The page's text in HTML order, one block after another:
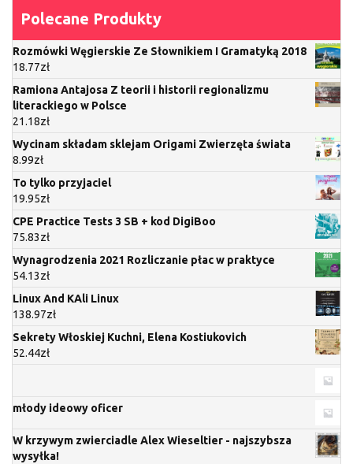
Polecane Produkty
Rozmówki Węgierskie Ze Słownikiem I Gramatyką 2018
18.77zł
Ramiona Antajosa Z teorii i historii regionalizmu
literackiego w Polsce
21.18zł
Wycinam składam sklejam Origami Zwierzęta świata
8.99zł
To tylko przyjaciel
19.95zł
CPE Practice Tests 3 SB + kod DigiBoo
75.83zł
Wynagrodzenia 2021 Rozliczanie płac w praktyce
54.13zł
Linux Аnd KАli Linux
138.97zł
Sekrety Włoskiej Kuchni, Elena Kostiukovich
52.44zł
młody ideowy oficer
W krzywym zwierciadle Alex Wieseltier - najszybsza
wysyłka!